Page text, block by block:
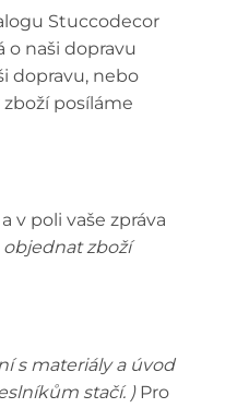
Stuccodecor
o naši dopravu
dopravu, nebo
posíláme
v poli vaše zpráva
objednat zboží
s materiály a úvod
stačí. )Pro